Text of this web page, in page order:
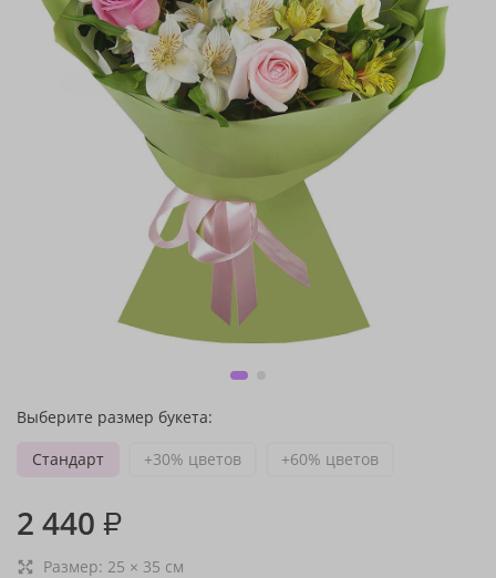
Выберите размер букета:
Стандарт
+30% цветов +60% цветов
2 440 ₽
Размер: 25 × 35 см